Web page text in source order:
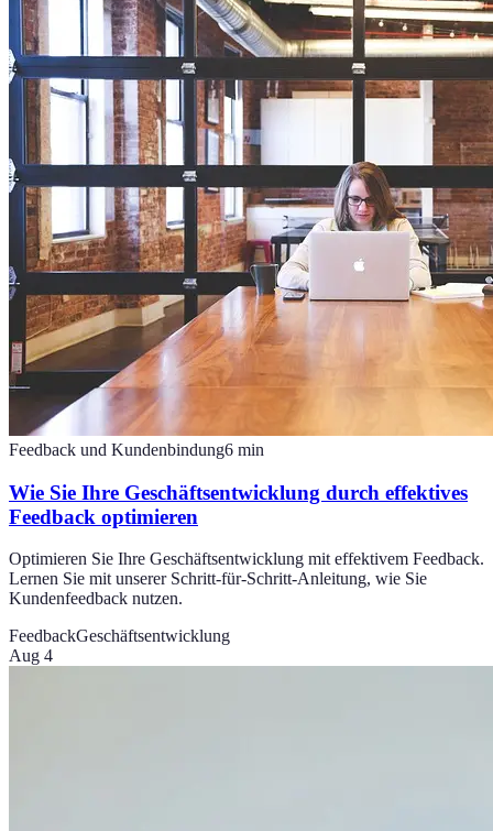
Feedback und Kundenbindung6 min
Wie Sie Ihre Geschäftsentwicklung durch effektives
Feedback optimieren
Optimieren Sie Ihre Geschäftsentwicklung mit effektivem Feedback.
Lernen Sie mit unserer Schritt-für-Schritt-Anleitung, wie Sie
Kundenfeedback nutzen.
FeedbackGeschäftsentwicklung
Aug 4